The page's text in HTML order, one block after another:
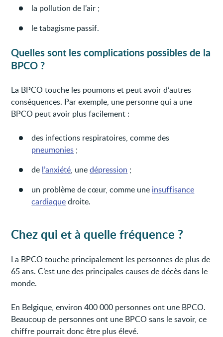
la pollution de l’air ;
le tabagisme passif.
Quelles sont les complications possibles de la
BPCO ?
La BPCO touche les poumons et peut avoir d’autres
conséquences. Par exemple, une personne qui a une
BPCO peut avoir plus facilement :
des infections respiratoires, comme des
pneumonies ;
de l’anxiété, unedépression ;
un problème de cœur, comme une insuffisance
cardiaquedroite.
Chez qui et à quelle fréquence ?
La BPCO touche principalement les personnes de plus de
65 ans. C’est une des principales causes de décès dans le
monde.
En Belgique, environ 400 000 personnes ont une BPCO.
Beaucoup de personnes ont une BPCO sans le savoir, ce
chiffre pourrait donc être plus élevé.